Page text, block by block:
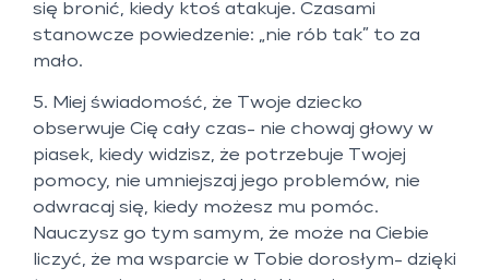
się bronić, kiedy ktoś atakuje. Czasami
stanowcze powiedzenie: „nie rób tak” to za
mało.
5. Miej świadomość, że Twoje dziecko
obserwuje Cię cały czas- nie chowaj głowy w
piasek, kiedy widzisz, że potrzebuje Twojej
pomocy, nie umniejszaj jego problemów, nie
odwracaj się, kiedy możesz mu pomóc.
Nauczysz go tym samym, że może na Ciebie
liczyć, że ma wsparcie w Tobie dorosłym- dzięki